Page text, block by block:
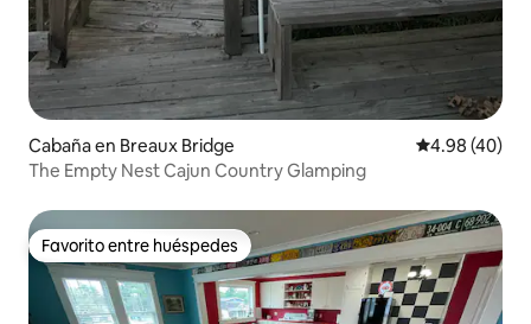
Cabaña en Breaux Bridge Calificación
4.98 (40)
The Empty Nest Cajun Country Glamping
Favorito entre huéspedes
Favorito entre huéspedes